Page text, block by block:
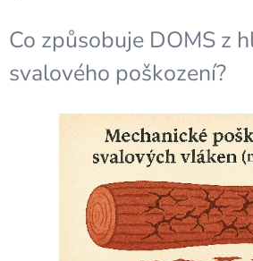
Co způsobuje DOMS z
svalového poškození?